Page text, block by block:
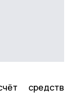
средств